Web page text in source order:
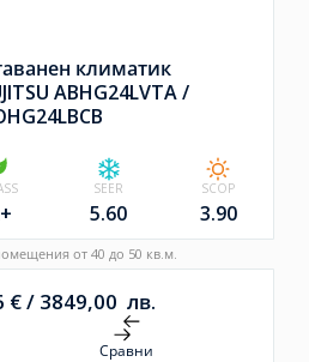
климатик
ABHG24LVTA /
SEER
5.60
SCOP
3.90
от 40 до 50 кв.м.
€/ 3849,00 лв.
Сравни